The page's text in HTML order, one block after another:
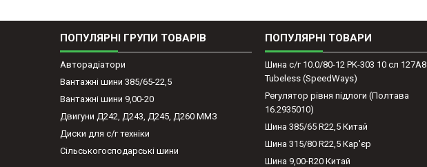
ПОПУЛЯРНІ ГРУПИ ТОВАРІВ
Авторадіатори
Вантажні шини 385/65-22,5
Вантажні шини 9,00-20
Двигуни Д242, Д243, Д245, Д260 ММЗ
Диски для с/г техніки
Сільськогосподарські шини
ПОПУЛЯРНІ ТОВАРИ
Шина с/г 10.0/80-12 PK-303 10 сл 127A8
Tubeless (SpeedWays)
Регулятор рівня підлоги (Полтава
16.2935010)
Шина 385/65 R22,5 Китай
Шина 315/80 R22,5 Кар'єр
Шина 9,00-R20 Китай